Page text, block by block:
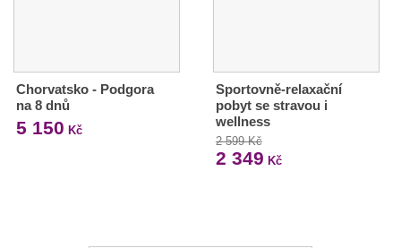
Chorvatsko - Podgora
na 8 dnů
5 150 Kč
Sportovně-relaxační
pobyt se stravou i
wellness
2 599 Kč
2 349 Kč